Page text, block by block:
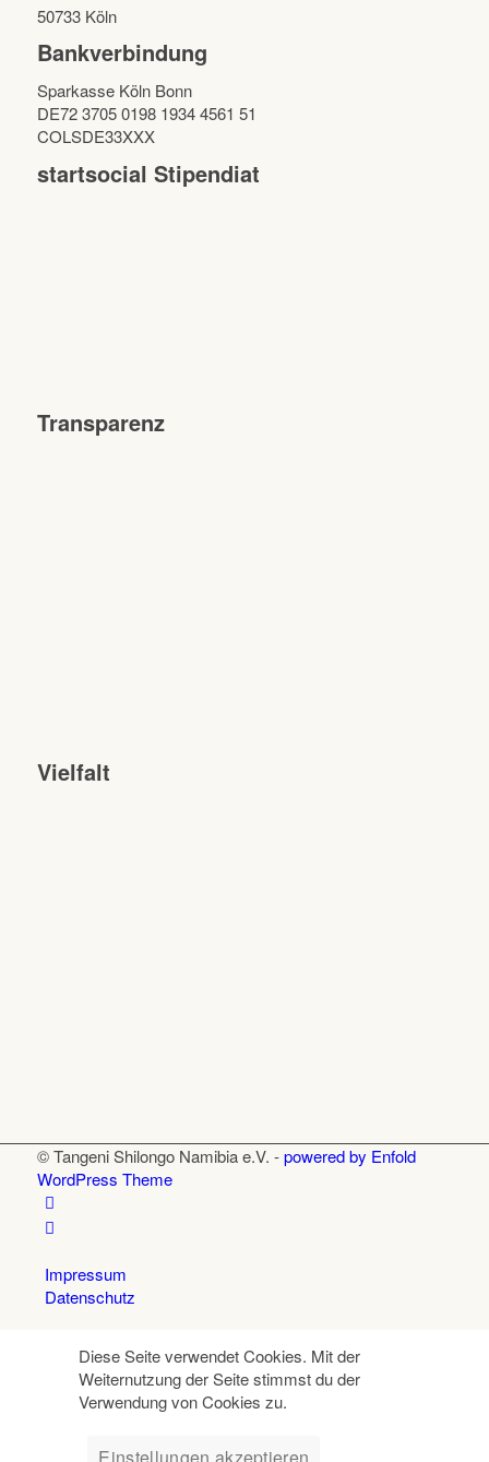
50733 Köln
Bankverbindung
Sparkasse Köln Bonn
DE72 3705 0198 1934 4561 51
COLSDE33XXX
startsocial Stipendiat
Transparenz
Vielfalt
© Tangeni Shilongo Namibia e.V. -powered by Enfold
WordPress Theme
Impressum
Datenschutz
Diese Seite verwendet Cookies. Mit der
Weiternutzung der Seite stimmst du der
Verwendung von Cookies zu.
Einstellungen akzeptieren